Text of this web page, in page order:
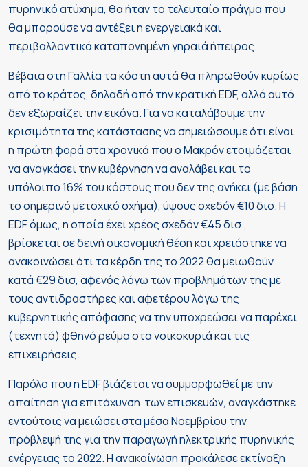
πυρηνικό ατύχημα, θα ήταν το τελευταίο πράγμα που
θα μπορούσε να αντέξει η ενεργειακά και
περιβαλλοντικά καταπονημένη γηραιά ήπειρος.
Βέβαια στη Γαλλία τα κόστη αυτά θα πληρωθούν κυρίως
από το κράτος, δηλαδή από την κρατική EDF, αλλά αυτό
δεν εξωραΐζει την εικόνα. Για να καταλάβουμε την
κρισιμότητα της κατάστασης να σημειώσουμε ότι είναι
η πρώτη φορά στα χρονικά που ο Μακρόν ετοιμάζεται
να αναγκάσει την κυβέρνηση να αναλάβει και το
υπόλοιπο 16% του κόστους που δεν της ανήκει (με βάση
το σημερινό μετοχικό σχήμα), ύψους σχεδόν €10 δισ. Η
EDF όμως, η οποία έχει χρέος σχεδόν €45 δισ.,
βρίσκεται σε δεινή οικονομική θέση και χρειάστηκε να
ανακοινώσει ότι τα κέρδη της το 2022 θα μειωθούν
κατά €29 δισ, αφενός λόγω των προβλημάτων της με
τους αντιδραστήρες και αφετέρου λόγω της
κυβερνητικής απόφασης να την υποχρεώσει να παρέχει
(τεχνητά) φθηνό ρεύμα στα νοικοκυριά και τις
επιχειρήσεις.
Παρόλο που η EDF βιάζεται να συμμορφωθεί με την
απαίτηση για επιτάχυνση των επισκευών, αναγκάστηκε
εντούτοις να μειώσει στα μέσα Νοεμβρίου την
πρόβλεψή της για την παραγωγή ηλεκτρικής πυρηνικής
ενέργειας το 2022. Η ανακοίνωση προκάλεσε εκτίναξη